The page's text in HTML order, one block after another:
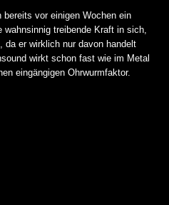
bereits vor einigen Wochen ein
treibende Kraft in sich,
da er wirklich nur davon handelt
wirkt schon fast wie im Metal
eingängigen Ohrwurmfaktor.